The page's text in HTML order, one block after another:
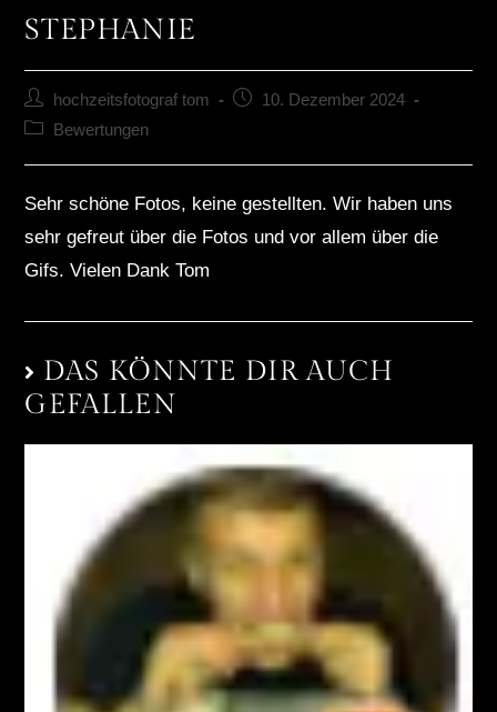
STEPHANIE
hochzeitsfotograf tom
10. Dezember 2024
Bewertungen
Sehr schöne Fotos, keine gestellten. Wir haben uns
sehr gefreut über die Fotos und vor allem über die
Gifs. Vielen Dank Tom
DAS KÖNNTE DIR AUCH
GEFALLEN